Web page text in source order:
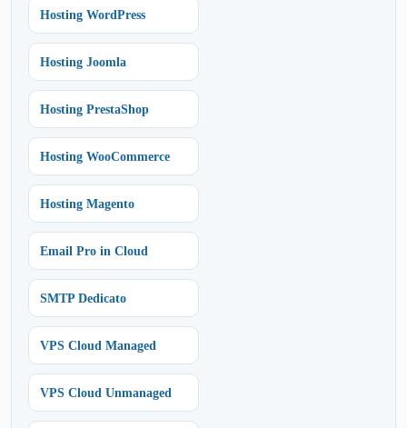
Hosting WordPress
Hosting Joomla
Hosting PrestaShop
Hosting WooCommerce
Hosting Magento
Email Pro in Cloud
SMTP Dedicato
VPS Cloud Managed
VPS Cloud Unmanaged